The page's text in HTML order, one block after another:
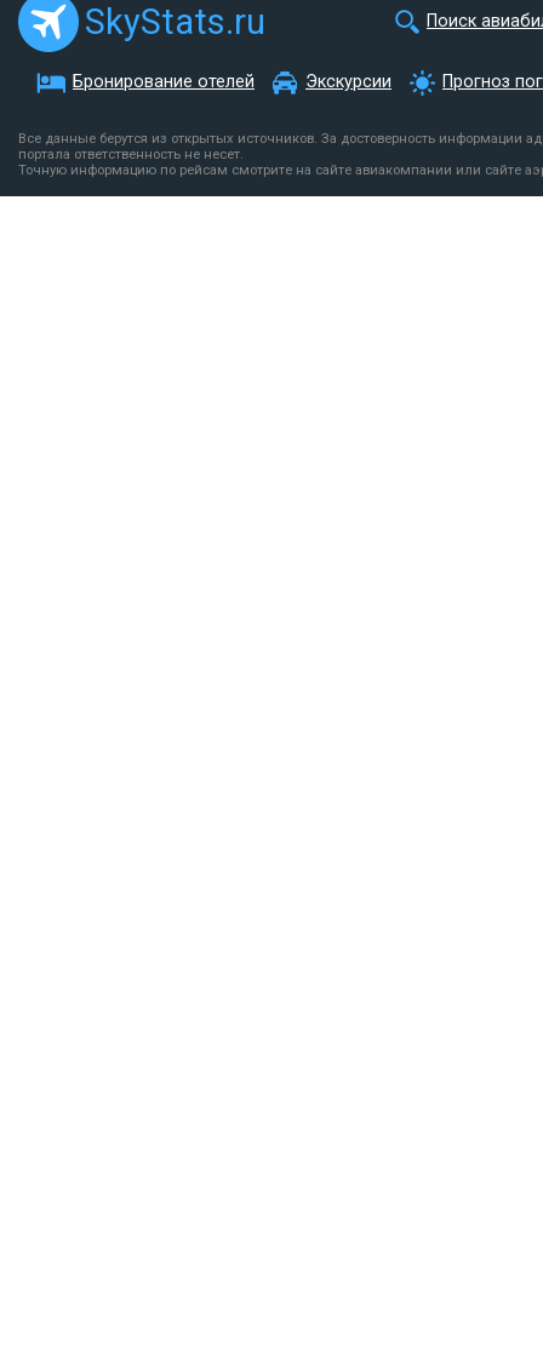
SkyStats.ru Поиск
Бронирование отелей Экскурсии Прогноз
Все данные берутся из открытых источников. За достоверность информации
портала ответственность не несет.
Точную информацию по рейсам смотрите на сайте авиакомпании или сайте